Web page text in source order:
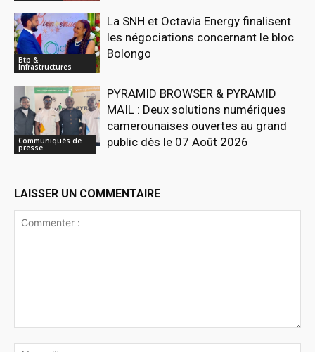
Btp &
Infrastructures
La SNH et Octavia Energy finalisent
les négociations concernant le bloc
Bolongo
Communiqués de
presse
PYRAMID BROWSER & PYRAMID
MAIL : Deux solutions numériques
camerounaises ouvertes au grand
public dès le 07 Août 2026
LAISSER UN COMMENTAIRE